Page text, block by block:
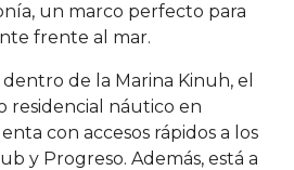
un marco perfecto para
frente al mar.
de la Marina Kinuh, el
residencial náutico en
con accesos rápidos a los
y Progreso. Además, está a